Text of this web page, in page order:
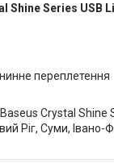
Series USB
переплетення
Crystal Shine
Ріг, Суми, Івано-